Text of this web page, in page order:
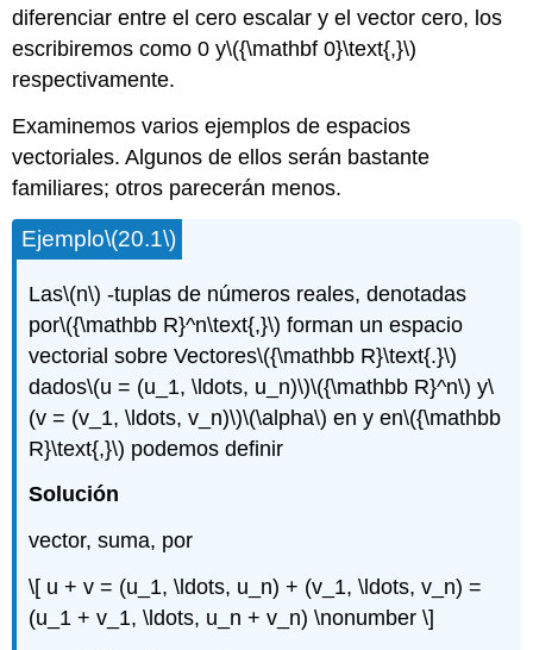
diferenciar entre el cero escalar y el vector cero, los
escribiremos como 0 y\({\mathbf 0}\text{,}\)
respectivamente.
Examinemos varios ejemplos de espacios
vectoriales. Algunos de ellos serán bastante
familiares; otros parecerán menos.
Ejemplo\(20.1\)
Las\(n\) -tuplas de números reales, denotadas
por\({\mathbb R}^n\text{,}\) forman un espacio
vectorial sobre Vectores\({\mathbb R}\text{.}\)
dados\(u = (u_1, \ldots, u_n)\)\({\mathbb R}^n\) y\
(v = (v_1, \ldots, v_n)\)\(\alpha\) en y en\({\mathbb
R}\text{,}\) podemos definir
Solución
vector, suma, por
\[ u + v = (u_1, \ldots, u_n) + (v_1, \ldots, v_n) =
(u_1 + v_1, \ldots, u_n + v_n) \nonumber \]